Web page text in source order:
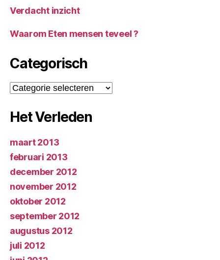
Verdacht inzicht
Waarom Eten mensen teveel ?
Categorisch
Categorisch
Het Verleden
maart 2013
februari 2013
december 2012
november 2012
oktober 2012
september 2012
augustus 2012
juli 2012